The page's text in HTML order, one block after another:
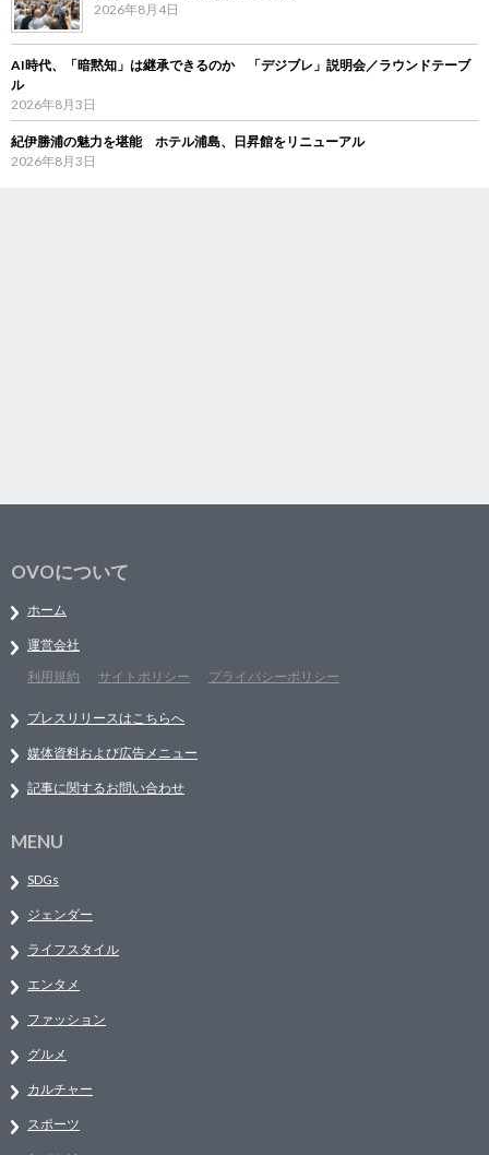
2026年8月4日
AI時代、「暗黙知」は継承できるのか 「デジブレ」説明会／ラウンドテーブ
ル
2026年8月3日
紀伊勝浦の魅力を堪能 ホテル浦島、日昇館をリニューアル
2026年8月3日
OVOについて
ホーム
運営会社
利用規約
サイトポリシー プライバシーポリシー
プレスリリースはこちらへ
媒体資料および広告メニュー
記事に関するお問い合わせ
MENU
SDGs
ジェンダー
ライフスタイル
エンタメ
ファッション
グルメ
カルチャー
スポーツ